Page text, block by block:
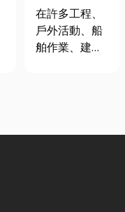
從繩索到安全
網的全方位防
護應用指南
在許多工程、
戶外活動、船
舶作業、建築
網」其實都是